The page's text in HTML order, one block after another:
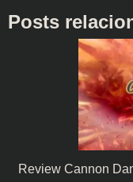
Posts
Review Cannon